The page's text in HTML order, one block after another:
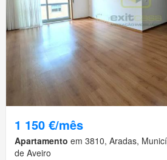
1 150 €/mês
Apartamento em 3810, Aradas,
de Aveiro